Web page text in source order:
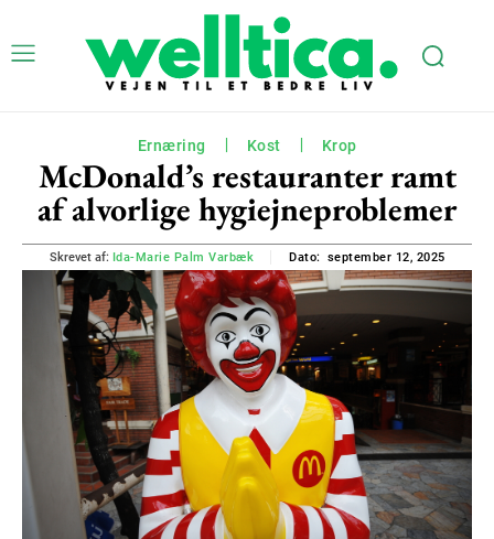
Ernæring Kost Krop
McDonald’s restauranter ramt
af alvorlige hygiejneproblemer
Skrevet af: Ida-Marie Palm Varbæk Dato: september 12, 2025